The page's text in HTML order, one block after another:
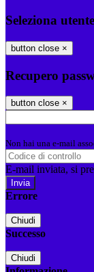
Seleziona utente
button close ×
Recupero
button close ×
Non hai una e-mail
E-mail inviata, si
Errore
Chiudi
Successo
Chiudi